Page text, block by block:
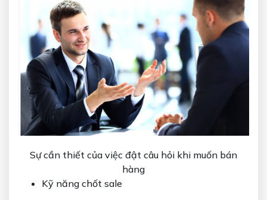
Sự cần thiết của việc đật câu hỏi khi muốn bán
hàng
Kỹ năng chốt sale